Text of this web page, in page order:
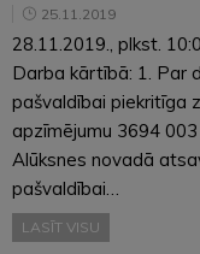
25.11.2019
28.11.2019., plkst.
Darba kārtībā: 1. Par
pašvaldībai piekritīga
apzīmējumu 3694
Alūksnes novadā
pašvaldībai…
LASĪT VISU